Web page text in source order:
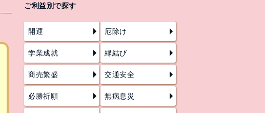
ご利益別で探す
開運 厄除け
学業成就 縁結び
商売繁盛 交通安全
必勝祈願 無病息災